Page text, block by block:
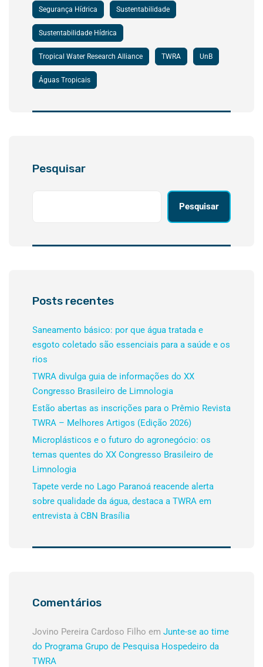
Segurança Hídrica Sustentabilidade
Sustentabilidade Hídrica
Tropical Water Research Alliance TWRA UnB
Águas Tropicais
Pesquisar
Pesquisar
Posts recentes
Saneamento básico: por que água tratada e
esgoto coletado são essenciais para a saúde e os
rios
TWRA divulga guia de informações do XX
Congresso Brasileiro de Limnologia
Estão abertas as inscrições para o Prêmio Revista
TWRA – Melhores Artigos (Edição 2026)
Microplásticos e o futuro do agronegócio: os
temas quentes do XX Congresso Brasileiro de
Limnologia
Tapete verde no Lago Paranoá reacende alerta
sobre qualidade da água, destaca a TWRA em
entrevista à CBN Brasília
Comentários
Jovino Pereira Cardoso Filho em Junte-se ao time
do Programa Grupo de Pesquisa Hospedeiro da
TWRA